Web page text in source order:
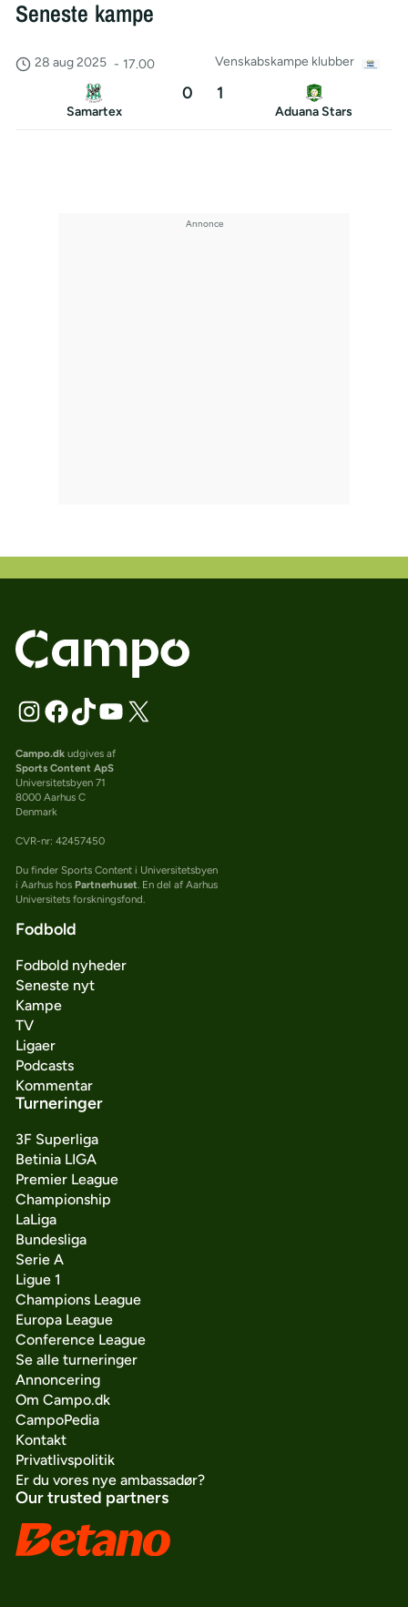
Seneste kampe
Venskabskampe klubber
28 aug 2025 - 17.00
Samartex
0 1
Aduana Stars
Campo.dkudgives af
Sports Content ApS
Universitetsbyen 71
8000 Aarhus C
Denmark
CVR-nr: 42457450
Du finder Sports Content i Universitetsbyen
i Aarhus hos Partnerhuset . En del af Aarhus
Universitets forskningsfond.
Fodbold
Fodbold nyheder
Seneste nyt
Kampe
TV
Ligaer
Podcasts
Kommentar
Turneringer
3F Superliga
Betinia LIGA
Premier League
Championship
LaLiga
Bundesliga
Serie A
Ligue 1
Champions League
Europa League
Conference League
Se alle turneringer
Annoncering
Om Campo.dk
CampoPedia
Kontakt
Privatlivspolitik
Er du vores nye ambassadør?
Our trusted partners